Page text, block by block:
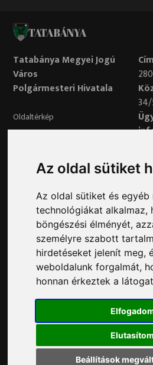
Az oldal sütiket
Az oldal sütiket és
technológiákat alkalmaz,
böngészési élményét,
személyre szabott
hirdetéseket jelenít meg,
weboldalunk forgalmát,
honnan érkeztek a
Elutasítom
Beállítások
TATABÁNYA
Tatabánya Megyei Jogú
Város
Polgármesteri Hivatala
Oldaltérkép
Adatvédelem
34/
Adatvédelmi tisztviselő elérhetősége:
adatvedelem@ph.tatabanya.hu
Minden jog fenntartva © 2026